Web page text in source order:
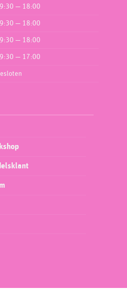
— 18:00
— 18:00
— 18:00
— 17:00